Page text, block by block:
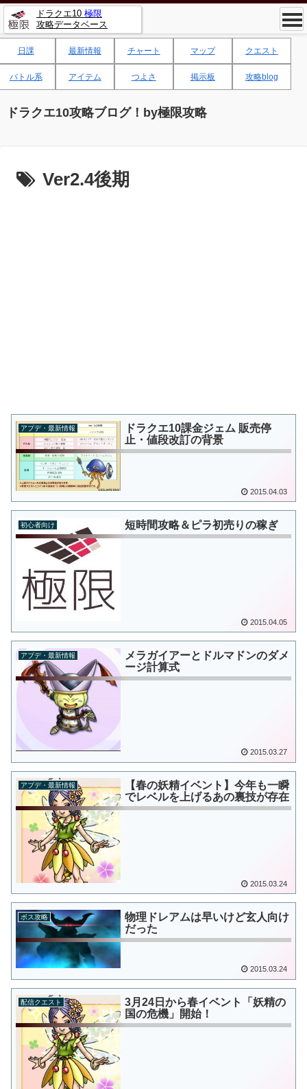
ドラクエ10 極限
攻略データベース
日課 最新情報 チャート マップ クエスト
バトル系 アイテム つよさ 掲示板 攻略blog
ドラクエ10攻略ブログ！by極限攻略
Ver2.4後期
アプデ・最新情報
ドラクエ10課金ジェム 販売停
止・値段改訂の背景
2015.04.03
初心者向け 短時間攻略＆ピラ初売りの稼ぎ
2015.04.05
アプデ・最新情報
メラガイアーとドルマドンのダメ
ージ計算式
2015.03.27
アプデ・最新情報
【春の妖精イベント】今年も一瞬
でレベルを上げるあの裏技が存在
2015.03.24
ボス攻略
物理ドレアムは早いけど玄人向け
だった
2015.03.24
配信クエスト
3月24日から春イベント「妖精の
国の危機」開始！